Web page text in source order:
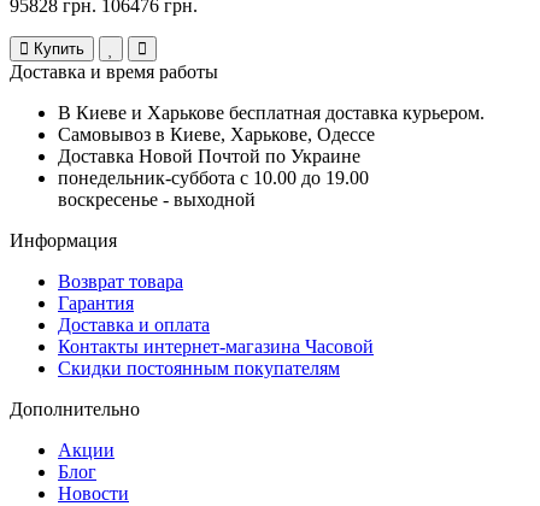
95828 грн. 106476 грн.
Купить
Доставка и время работы
В Киеве и Харькове бесплатная доставка курьером.
Самовывоз в Киеве, Харькове, Одессе
Доставка Новой Почтой по Украине
понедельник-суббота с 10.00 до 19.00
воскресенье - выходной
Информация
Возврат товара
Гарантия
Доставка и оплата
Контакты интернет-магазина Часовой
Скидки постоянным покупателям
Дополнительно
Акции
Блог
Новости